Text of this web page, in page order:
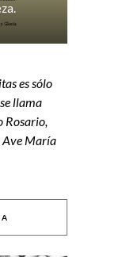
es sólo
llama
Rosario,
Ave María